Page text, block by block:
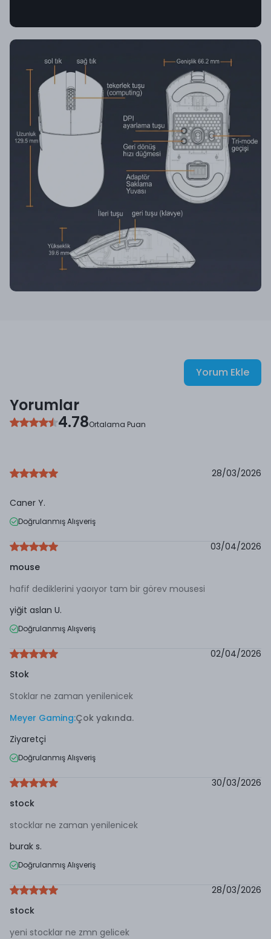
Yorum Ekle
Yorumlar
4.78Ortalama Puan
Caner Y.
Doğrulanmış Alışveriş
28/03/2026
yiğit aslan U.
Doğrulanmış Alışveriş
03/04/2026
mouse
hafif dediklerini yaoıyor tam bir görev mousesi
Ziyaretçi
Doğrulanmış Alışveriş
02/04/2026
Stok
Stoklar ne zaman yenilenicek
Meyer Gaming:Çok yakında.
burak s.
Doğrulanmış Alışveriş
30/03/2026
stock
stocklar ne zaman yenilenicek
28/03/2026
stock
yeni stocklar ne zmn gelicek